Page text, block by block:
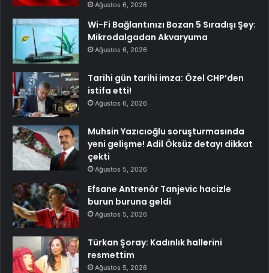
Ağustos 6, 2026
Wi-Fi Bağlantınızı Bozan 5 Sıradışı Şey:
Mikrodalgadan Akvaryuma
Ağustos 6, 2026
Tarihi gün tarihi imza: Özel CHP’den
istifa etti!
Ağustos 6, 2026
Muhsin Yazıcıoğlu soruşturmasında
yeni gelişme! Adil Öksüz detayı dikkat
çekti
Ağustos 5, 2026
Efsane Antrenör Tanjevic hacizle
burun buruna geldi
Ağustos 5, 2026
Türkan Şoray: Kadınlık hallerini
resmettim
Ağustos 5, 2026